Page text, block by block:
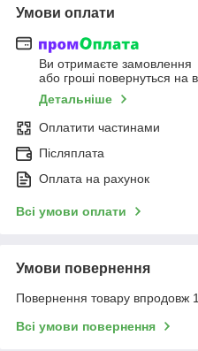
Умови оплати
Ви отримаєте замовлення
або гроші повернуться на
Детальніше
Оплатити частинами
Післяплата
Оплата на рахунок
Всі умови оплати
Умови повернення
Повернення товару впродовж
Всі умови повернення